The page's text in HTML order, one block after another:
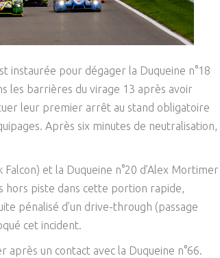
instaurée pour dégager la Duqueine n°18
les barrières du virage 13 après avoir
leur premier arrêt au stand obligatoire
Après six minutes de neutralisation,
et la Duqueine n°20 d’Alex Mortimer
hors piste dans cette portion rapide,
pénalisé d’un drive-through (passage
cet incident.
après un contact avec la Duqueine n°66.